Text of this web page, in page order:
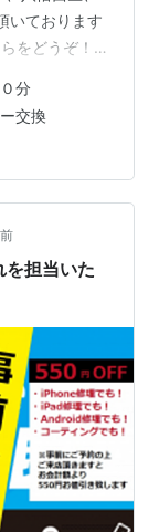
いております
をどうぞ！
した！！ 修理
前に予約い
０円ＯＦＦ
となっており
してください
分
交換
を担当いた